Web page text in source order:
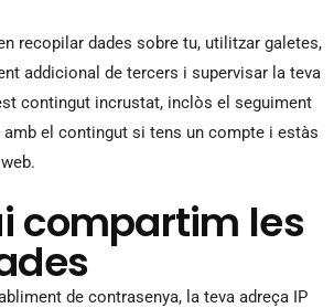
recopilar dades sobre tu, utilitzar galetes,
addicional de tercers i supervisar la teva
contingut incrustat, inclòs el seguiment
el contingut si tens un compte i estàs
compartim les
de contrasenya, la teva adreça IP